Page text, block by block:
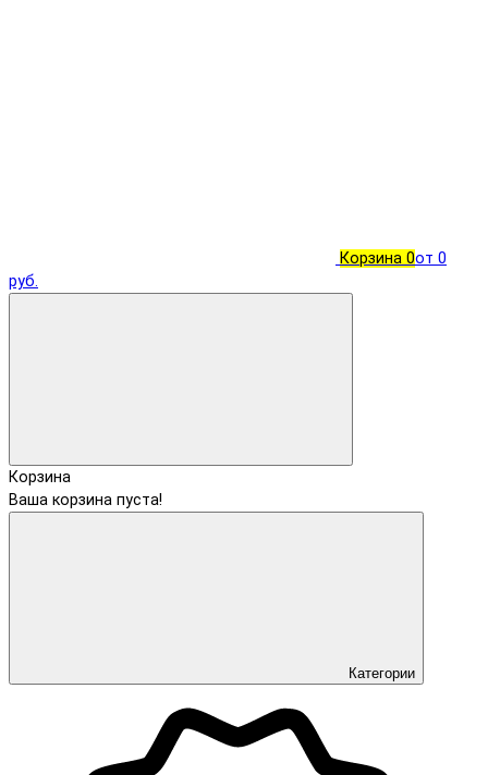
Корзина 0от 0
руб.
Корзина
Ваша корзина пуста!
Категории